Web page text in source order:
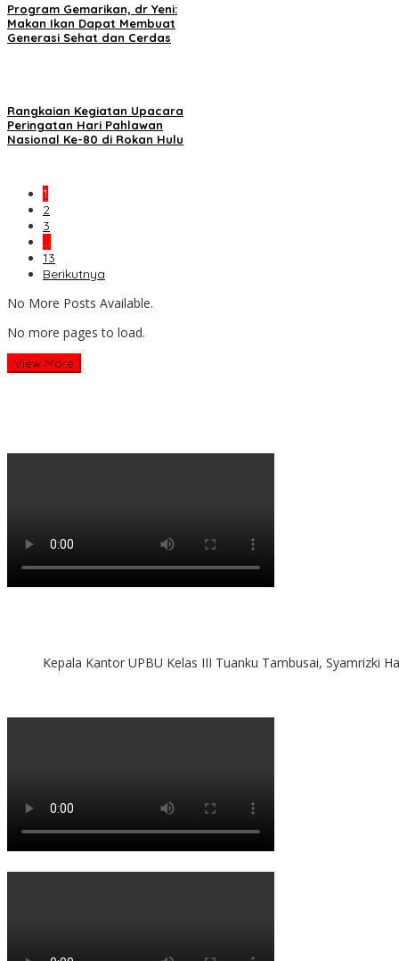
Program Gemarikan, dr Yeni:
Makan Ikan Dapat Membuat
Generasi Sehat dan Cerdas
Rangkaian Kegiatan Upacara
Peringatan Hari Pahlawan
Nasional Ke-80 di Rokan Hulu
1
2
3
…
13
Berikutnya
No More Posts Available.
No more pages to load.
View More
Kepala Kantor UPBU Kelas III Tuanku Tambusai, Syamrizki